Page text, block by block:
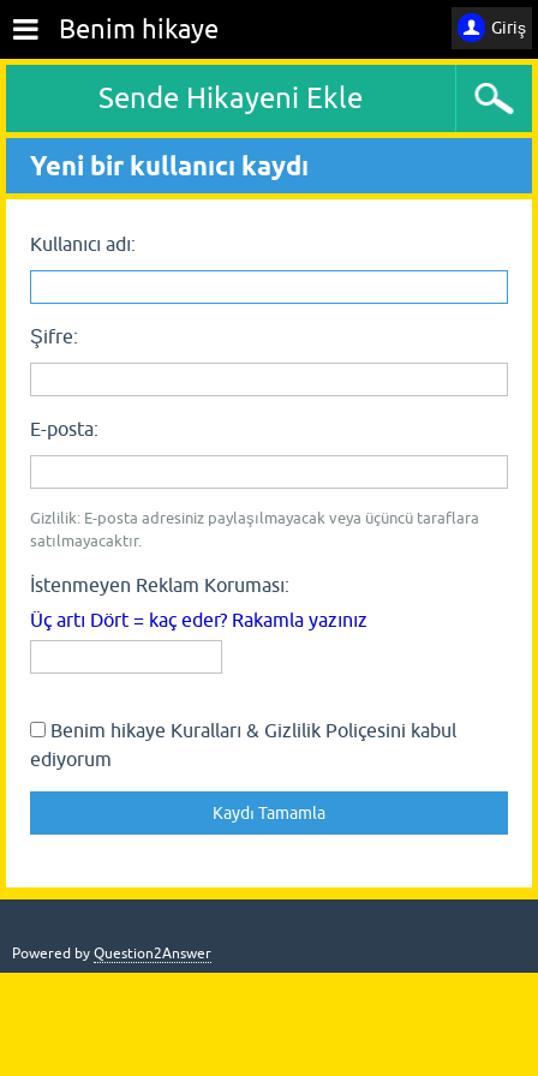
Giriş
Benim hikaye
Sende Hikayeni Ekle
Yeni bir kullanıcı kaydı
Kullanıcı adı:
Şifre:
E-posta:
Gizlilik: E-posta adresiniz paylaşılmayacak veya üçüncü taraflara
satılmayacaktır.
İstenmeyen Reklam Koruması:
Üç artı Dört = kaç eder? Rakamla yazınız
Benim hikaye Kuralları & Gizlilik Poliçesini kabul
ediyorum
Powered by Question2Answer